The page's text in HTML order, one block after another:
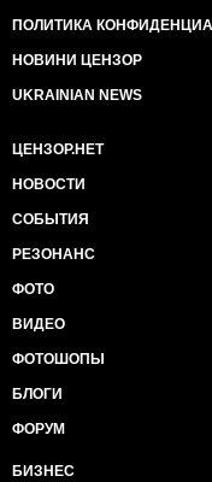
ПОЛИТИКА
НОВИНИ ЦЕНЗОР
UKRAINIAN NEWS
ЦЕНЗОР.НЕТ
НОВОСТИ
СОБЫТИЯ
РЕЗОНАНС
ФОТО
ВИДЕО
ФОТОШОПЫ
БЛОГИ
ФОРУМ
БИЗНЕС